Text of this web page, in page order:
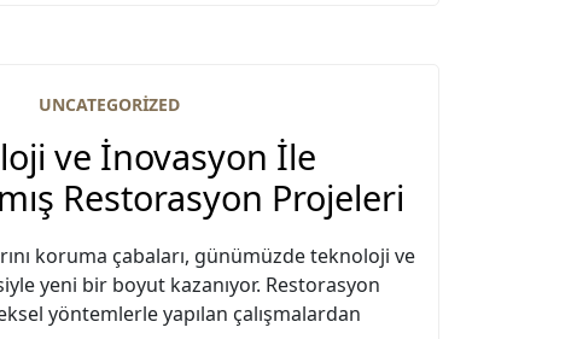
UNCATEGORIZED
ve İnovasyon İle
Restorasyon Projeleri
koruma çabaları, günümüzde teknoloji ve
yeni bir boyut kazanıyor. Restorasyon
yöntemlerle yapılan çalışmalardan